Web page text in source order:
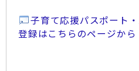
子育て応援パスポート
登録はこちらのページから